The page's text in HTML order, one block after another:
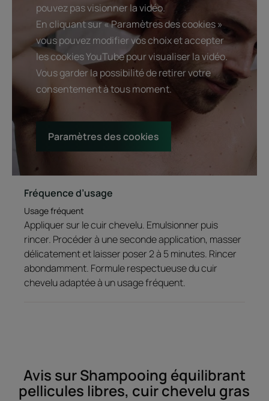
pouvez pas visionner la vidéo.
En cliquant sur « Paramètres des cookies »
vous pouvez modifier vos choix et accepter
les cookies YouTube pour visualiser la vidéo.
Vous garder la possibilité de retirer votre
consentement à tous moment.
Paramètres des cookies
Fréquence d’usage
Usage fréquent
Appliquer sur le cuir chevelu. Emulsionner puis
rincer. Procéder à une seconde application, masser
délicatement et laisser poser 2 à 5 minutes. Rincer
abondamment. Formule respectueuse du cuir
chevelu adaptée à un usage fréquent.
Avis sur Shampooing équilibrant
pellicules libres, cuir chevelu gras